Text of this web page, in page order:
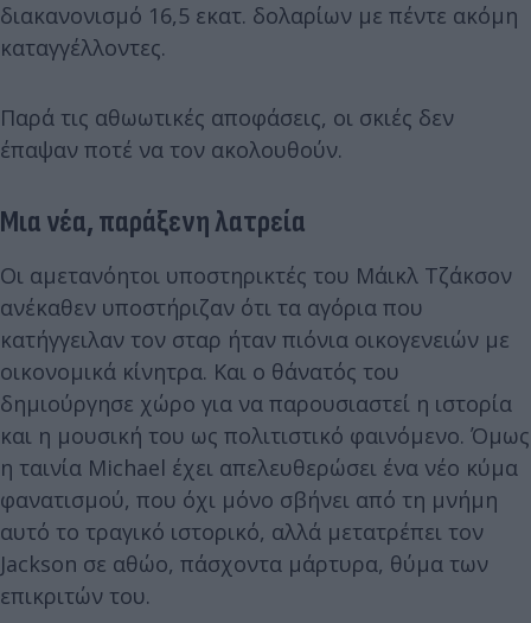
διακανονισμό 16,5 εκατ. δολαρίων με πέντε ακόμη
καταγγέλλοντες.
Παρά τις αθωωτικές αποφάσεις, οι σκιές δεν
έπαψαν ποτέ να τον ακολουθούν.
Μια νέα, παράξενη λατρεία
Οι αμετανόητοι υποστηρικτές του Μάικλ Τζάκσον
ανέκαθεν υποστήριζαν ότι τα αγόρια που
κατήγγειλαν τον σταρ ήταν πιόνια οικογενειών με
οικονομικά κίνητρα. Και ο θάνατός του
δημιούργησε χώρο για να παρουσιαστεί η ιστορία
και η μουσική του ως πολιτιστικό φαινόμενο. Όμως
η ταινία Michael έχει απελευθερώσει ένα νέο κύμα
φανατισμού, που όχι μόνο σβήνει από τη μνήμη
αυτό το τραγικό ιστορικό, αλλά μετατρέπει τον
Jackson σε αθώο, πάσχοντα μάρτυρα, θύμα των
επικριτών του.